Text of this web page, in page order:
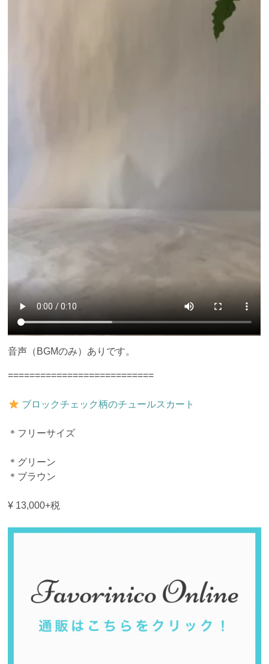
音声（BGMのみ）ありです。
===========================
ブロックチェック柄のチュールスカート
＊フリーサイズ
＊グリーン
＊ブラウン
¥ 13,000+税